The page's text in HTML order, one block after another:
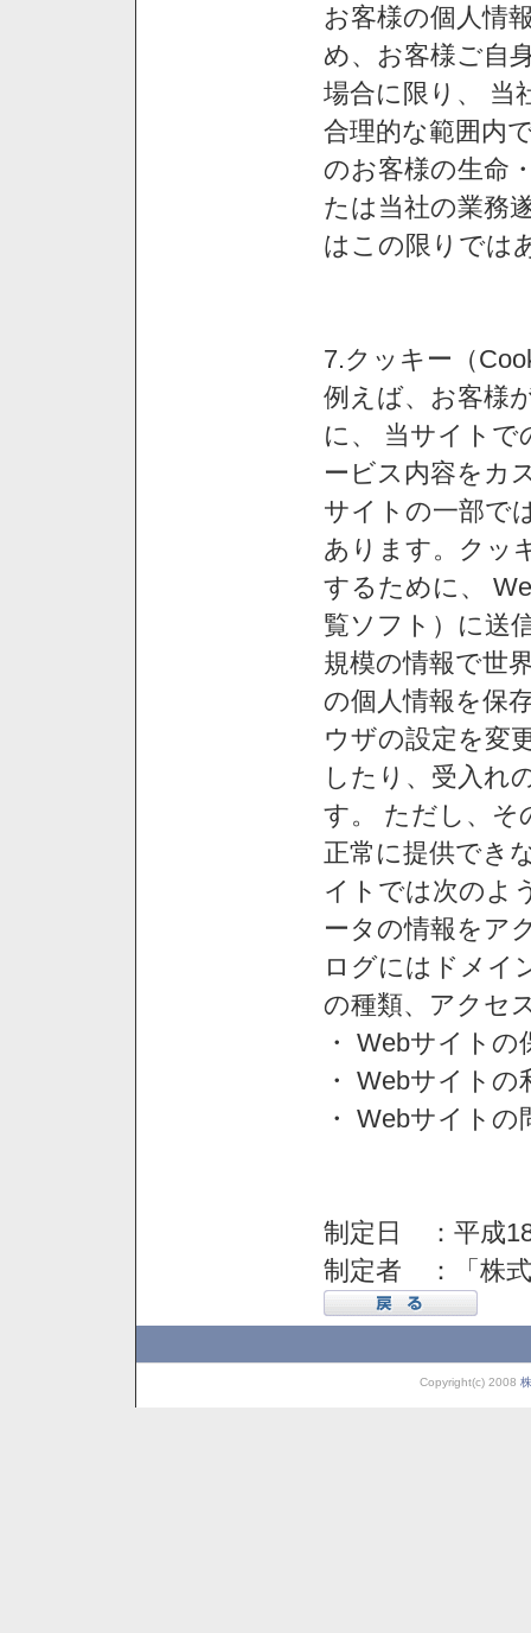
お客様の個人情
め、お客様ご自
場合に限り、 当
合理的な範囲内
のお客様の生命
たは当社の業務
はこの限りでは
7.クッキー（
例えば、お客様
に、 当サイトで
ービス内容をカ
サイトの一部で
あります。クッ
するために、
覧ソフト）に送
規模の情報で世
の個人情報を保
ウザの設定を変
したり、受入れ
す。 ただし、そ
正常に提供でき
イトでは次のよ
ータの情報をア
ログにはドメイ
の種類、アクセ
・ Webサイトの
・ Webサイト
・ Webサイト
制定日 ：平成
制定者 ：「株
Copyright(c) 2008